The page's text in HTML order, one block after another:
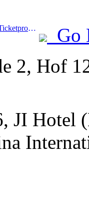
Prev:South Railway führt 11 neue Ticketprodukte ein, um die integrierte Entwicklung von Verkehr und Tourismus in den Provinzen Fujian und Jiangxi zu fördern
Go
2, Hof
JI Hotel